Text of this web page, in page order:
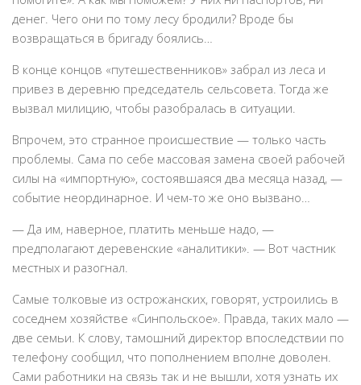
денег. Чего они по тому лесу бродили? Вроде бы
возвращаться в бригаду боялись…
В конце концов «путешественников» забрал из леса и
привез в деревню председатель сельсовета. Тогда же
вызвал милицию, чтобы разобралась в ситуации.
Впрочем, это странное происшествие — только часть
проблемы. Сама по себе массовая замена своей рабочей
силы на «импортную», состоявшаяся два месяца назад, —
событие неординарное. И чем-то же оно вызвано…
— Да им, наверное, платить меньше надо, —
предполагают деревенские «аналитики». — Вот частник
местных и разогнал.
Самые толковые из острожанских, говорят, устроились в
соседнем хозяйстве «Синпольское». Правда, таких мало —
две семьи. К слову, тамошний директор впоследствии по
телефону сообщил, что пополнением вполне доволен.
Сами работники на связь так и не вышли, хотя узнать их